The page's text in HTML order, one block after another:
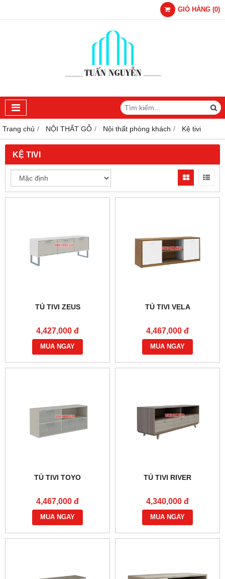
GIỎ HÀNG (0)
Trang chủ NỘI THẤT GỖ Nội thất phòng khách Kệ tivi
KỆ TIVI
TỦ TIVI ZEUS
4,427,000 đ
MUA NGAY
TỦ TIVI VELA
4,467,000 đ
MUA NGAY
TỦ TIVI TOYO
4,467,000 đ
MUA NGAY
TỦ TIVI RIVER
4,340,000 đ
MUA NGAY